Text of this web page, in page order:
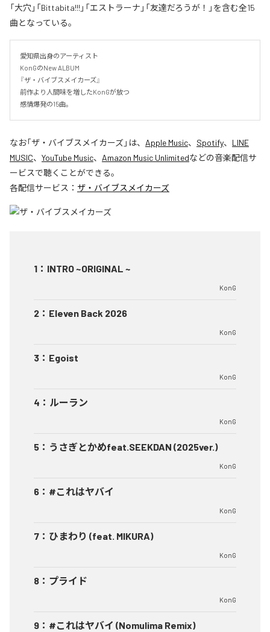
「大穴」「Bittabita!!!」「エストラーナ」「友達だろうが！」を含む全15
曲となっている。
愛知県出身のアーティスト
KonGのNew ALBUM
『ザ・バイブスメイカーズ』
前作より人間味を増したKonGが放つ
感情爆発の15曲。
なお「ザ・バイブスメイカーズ」は、 Apple Music、 Spotify、 LINE
MUSIC、 YouTube Music、 Amazon Music Unlimitedなどの音楽配信サ
ービスで聴くことができる。
各配信サービス： ザ・バイブスメイカーズ
1 ： INTRO ~ORIGINAL ~
KonG
2 ： Eleven Back 2026
KonG
3 ： Egoist
KonG
4 ： ルーラン
KonG
5 ： うさぎとかめfeat.SEEKDAN (2025ver.)
KonG
6 ： #これはヤバイ
KonG
7 ： ひまわり (feat. MIKURA)
KonG
8 ： プライド
KonG
9 ： #これはヤバイ (Nomulima Remix)